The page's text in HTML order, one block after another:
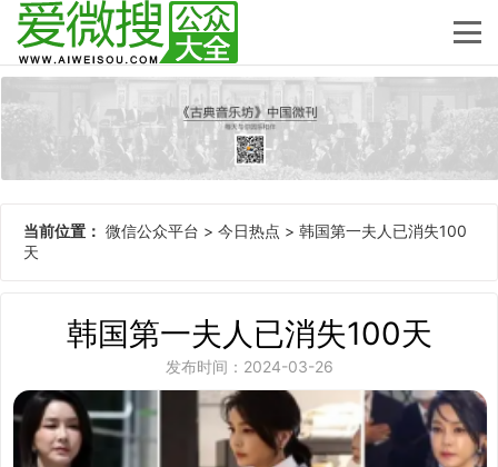
当前位置： 微信公众平台 > 今日热点 > 韩国第一夫人已消失100
天
韩国第一夫人已消失100天
发布时间：2024-03-26